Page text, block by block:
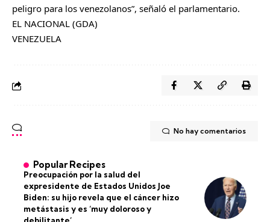
peligro para los venezolanos”, señaló el parlamentario.
EL NACIONAL (GDA)
VENEZUELA
No hay comentarios
Popular Recipes
Preocupación por la salud del
expresidente de Estados Unidos Joe
Biden: su hijo revela que el cáncer hizo
metástasis y es ‘muy doloroso y